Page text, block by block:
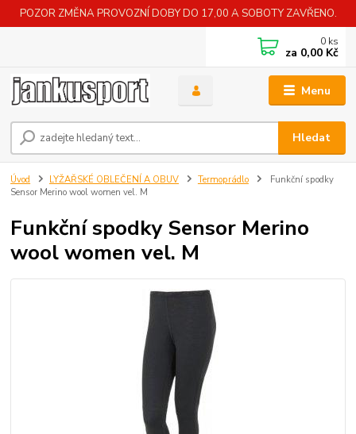
POZOR ZMĚNA PROVOZNÍ DOBY DO 17,00 A SOBOTY ZAVŘENO.
Menu
Hledat
0 ks
za 0,00 Kč
Úvod LYŽAŘSKÉ OBLEČENÍ A OBUV Termoprádlo
Funkční spodky
Sensor Merino wool women vel. M
Funkční spodky Sensor Merino
wool women vel. M